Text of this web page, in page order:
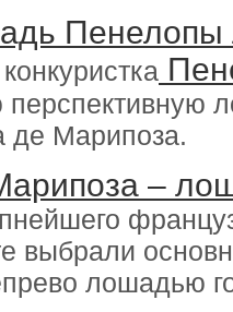
Пенелопы
перспективную
де Марипоза.
–
выбрали
лошадью